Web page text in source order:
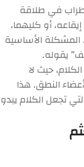
في طلاقة
أو كليهما،
الأساسية
يقوله.
حيث لا
النطق. هذا
تجعل الكلام يبدو